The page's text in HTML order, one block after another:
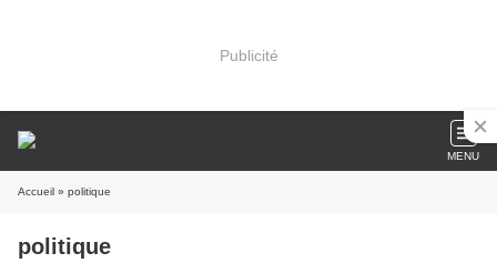
Publicité
MENU
Accueil » politique
politique